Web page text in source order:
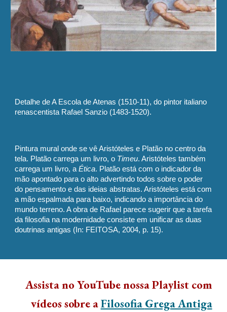
Detalhe de A Escola de Atenas (1510-11), do pintor italiano
renascentista Rafael Sanzio (1483-1520).
Pintura mural onde se vê Aristóteles e Platão no centro da
tela. Platão carrega um livro, o Timeu. Aristóteles também
carrega um livro, aÉtica. Platão está com o indicador da
mão apontado para o alto advertindo todos sobre o poder
do pensamento e das ideias abstratas. Aristóteles está com
a mão espalmada para baixo, indicando a importância do
mundo terreno. A obra de Rafael parece sugerir que a tarefa
da filosofia na modernidade consiste em unificar as duas
doutrinas antigas (In: FEITOSA, 2004, p. 15).
Assista no YouTubenossa Playlist com
vídeos sobre aFilosofia Grega Antiga